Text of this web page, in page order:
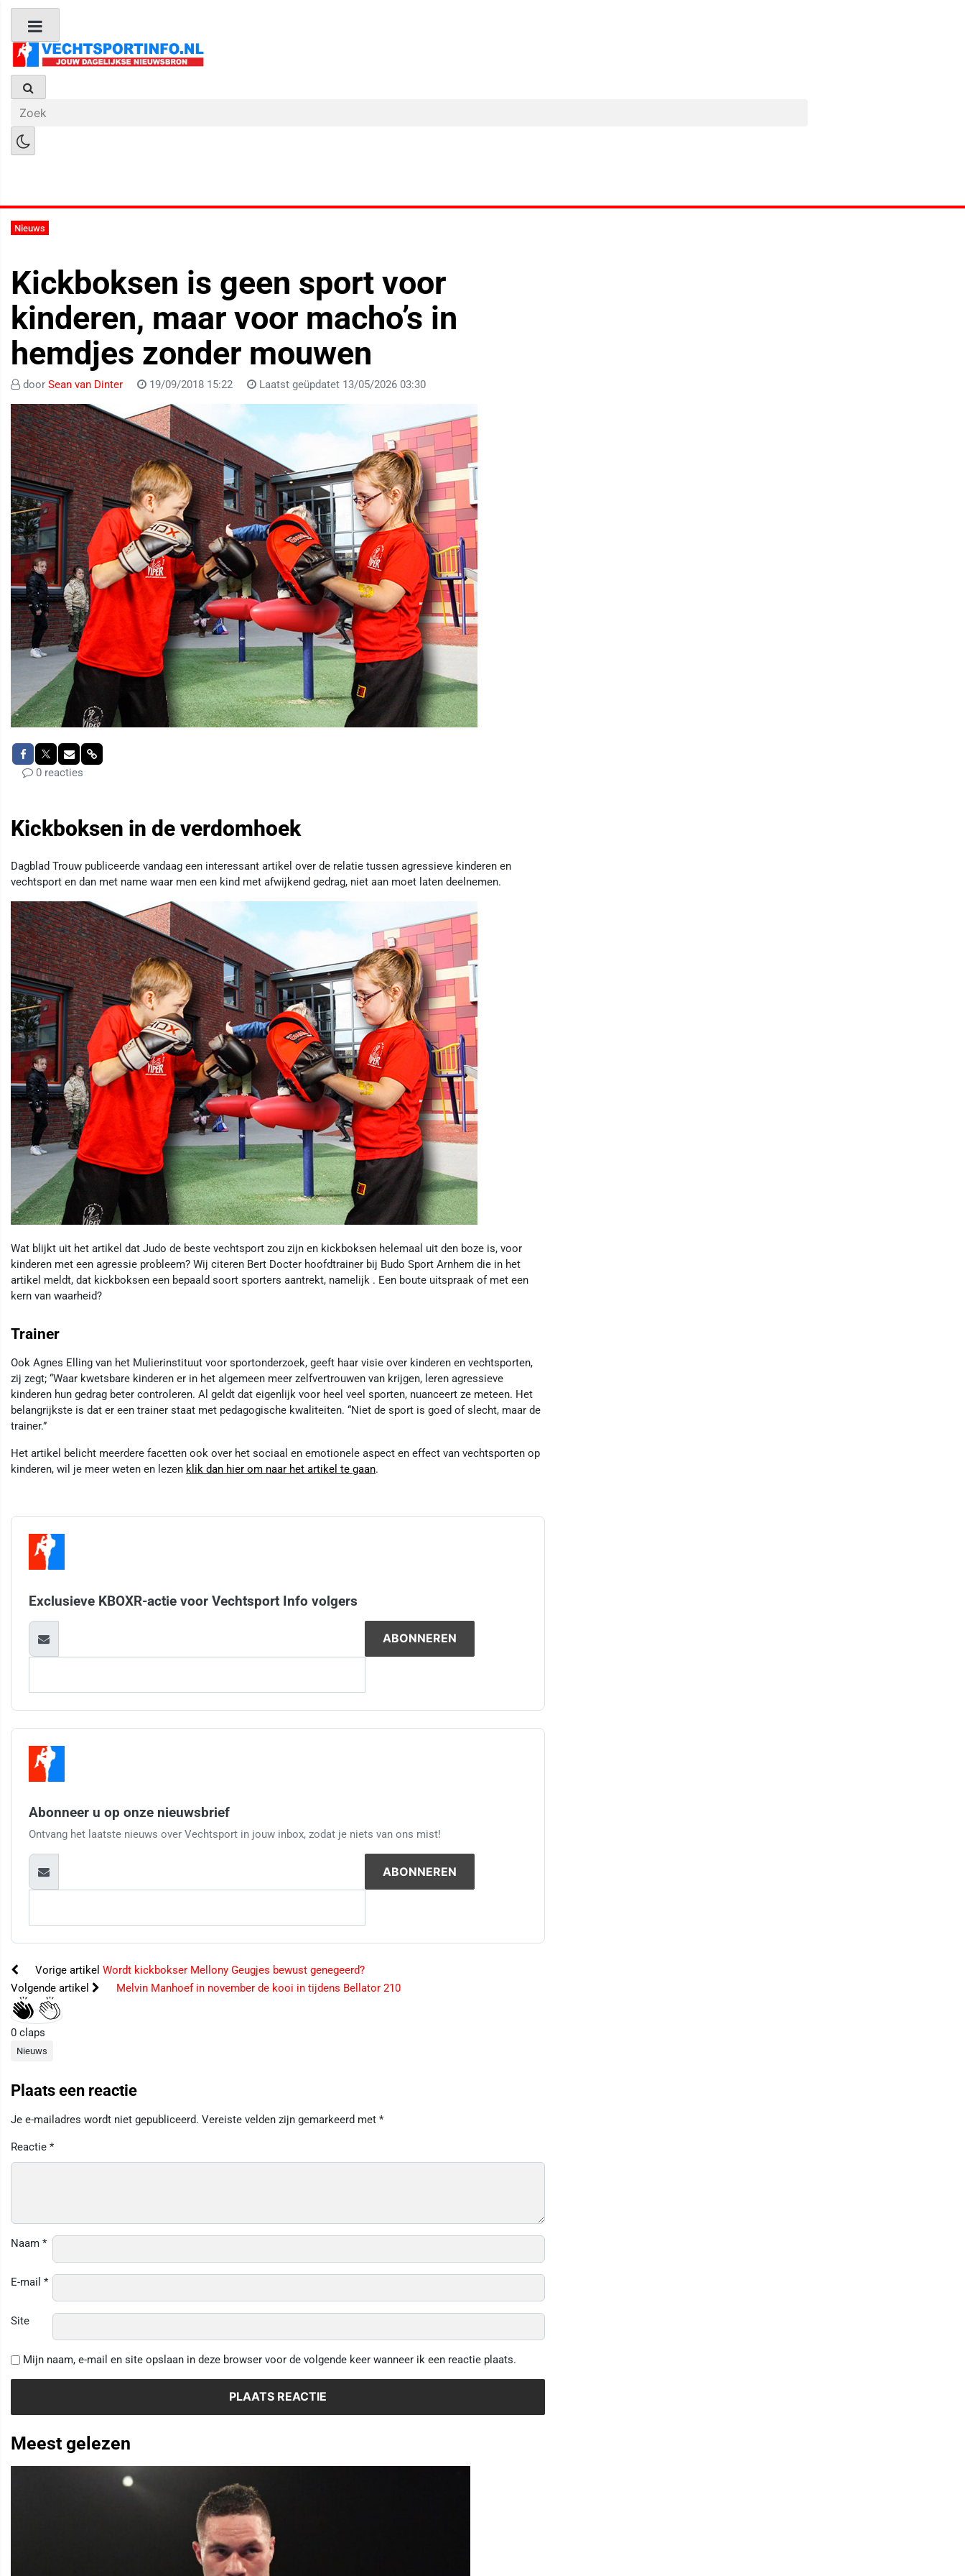
Nieuws
Kickboksen is geen sport voor
kinderen, maar voor macho’s in
hemdjes zonder mouwen
door Sean van Dinter 19/09/2018 15:22 Laatst geüpdatet 13/05/2026 03:30
0 reacties
Kickboksen in de verdomhoek
Dagblad Trouw publiceerde vandaag een interessant artikel over de relatie tussen agressieve kinderen en
vechtsport en dan met name waar men een kind met afwijkend gedrag, niet aan moet laten deelnemen.
Wat blijkt uit het artikel dat Judo de beste vechtsport zou zijn en kickboksen helemaal uit den boze is, voor
kinderen met een agressie probleem? Wij citeren Bert Docter hoofdtrainer bij Budo Sport Arnhem die in het
artikel meldt, dat kickboksen een bepaald soort sporters aantrekt, namelijk . Een boute uitspraak of met een
kern van waarheid?
Trainer
Ook Agnes Elling van het Mulierinstituut voor sportonderzoek, geeft haar visie over kinderen en vechtsporten,
zij zegt; “Waar kwetsbare kinderen er in het algemeen meer zelfvertrouwen van krijgen, leren agressieve
kinderen hun gedrag beter controleren. Al geldt dat eigenlijk voor heel veel sporten, nuanceert ze meteen. Het
belangrijkste is dat er een trainer staat met pedagogische kwaliteiten. “Niet de sport is goed of slecht, maar de
trainer.”
Het artikel belicht meerdere facetten ook over het sociaal en emotionele aspect en effect van vechtsporten op
kinderen, wil je meer weten en lezen klik dan hier om naar het artikel te gaan.
Exclusieve KBOXR-actie voor Vechtsport Info volgers
Abonneer u op onze nieuwsbrief
Ontvang het laatste nieuws over Vechtsport in jouw inbox, zodat je niets van ons mist!
Vorige artikel Wordt kickbokser Mellony Geugjes bewust genegeerd?
Volgende artikel
Melvin Manhoef in november de kooi in tijdens Bellator 210
0 claps
Nieuws
Plaats een reactie
Je e-mailadres wordt niet gepubliceerd. Vereiste velden zijn gemarkeerd met *
Reactie *
Naam *
E-mail *
Site
Mijn naam, e-mail en site opslaan in deze browser voor de volgende keer wanneer ik een reactie plaats.
Meest gelezen